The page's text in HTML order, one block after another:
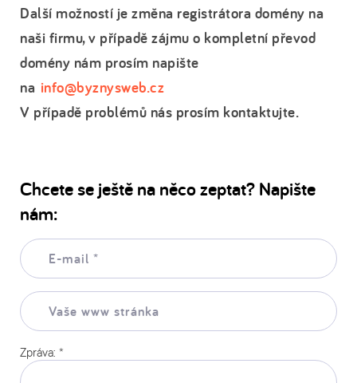
Další možností je změna registrátora domény na
naši firmu, v případě zájmu o kompletní převod
domény nám prosím napište
na info@byznysweb.cz
V případě problémů nás prosím kontaktujte.
Chcete se ještě na něco zeptat? Napište
nám:
E-
mail:
Vaše
www
stránka:
Zpráva: *